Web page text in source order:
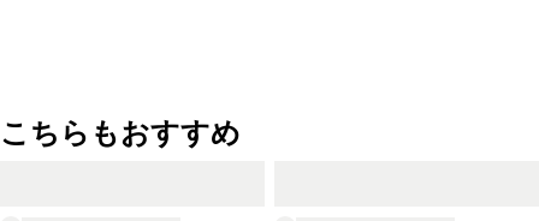
こちらもおすすめ